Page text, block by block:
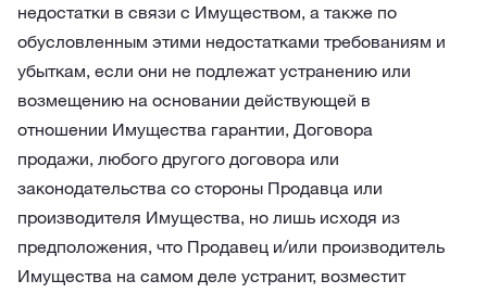
недостатки в связи с Имуществом, а также по
обусловленным этими недостатками требованиям и
убыткам, если они не подлежат устранению или
возмещению на основании действующей в
отношении Имущества гарантии, Договора
продажи, любого другого договора или
законодательства со стороны Продавца или
производителя Имущества, но лишь исходя из
предположения, что Продавец и/или производитель
Имущества на самом деле устранит, возместит